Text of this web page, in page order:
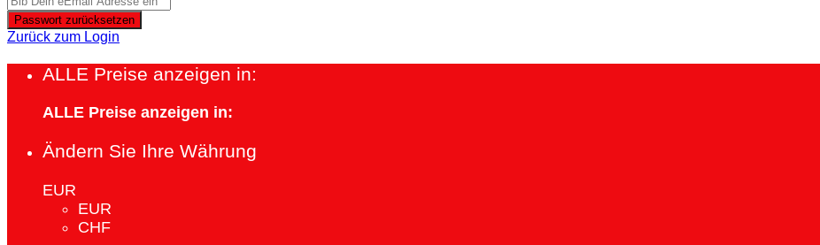
Passwort zurücksetzen
Zurück zum Login
ALLE Preise anzeigen in:
ALLE Preise anzeigen in:
Ändern Sie Ihre Währung
EUR
EUR
CHF